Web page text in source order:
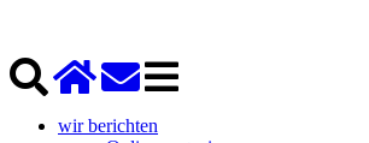
wir berichten